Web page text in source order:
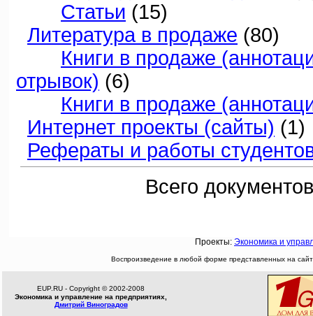
Статьи (15)
Литература в продаже (80)
Книги в продаже
отрывок) (6)
Книги в продаже
Интернет проекты (сайты) (1)
Рефераты и работы
Всего
Проекты: Экономика и
Воспроизведение в любой форме представленных на
EUP.RU - Copyright © 2002-2008
Экономика и управление на предприятиях,
Дмитрий Виноградов